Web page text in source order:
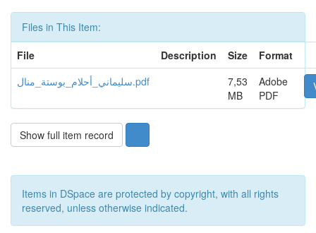
Files in This Item:
File
Description Size
Format
سليماني_أحلام_بوستة_منال.pdf
7,53
MB
Adobe
PDF
Show full item record
Items in DSpace are protected by copyright, with all rights
reserved, unless otherwise indicated.